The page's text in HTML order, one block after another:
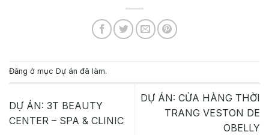
Đăng ở mục Dự án đã làm.
DỰ ÁN: 3T BEAUTY
CENTER – SPA & CLINIC
DỰ ÁN: CỬA HÀNG THỜI
TRANG VESTON DE
OBELLY